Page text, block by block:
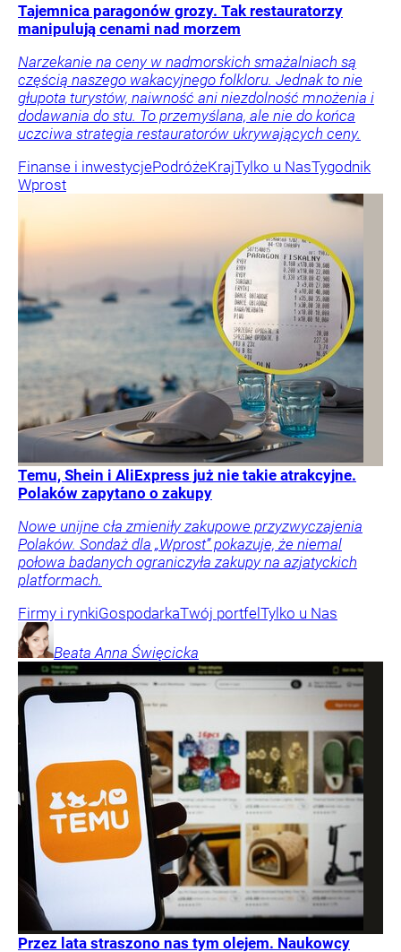
Tajemnica paragonów grozy. Tak restauratorzy
manipulują cenami nad morzem
Narzekanie na ceny w nadmorskich smażalniach są
częścią naszego wakacyjnego folkloru. Jednak to nie
głupota turystów, naiwność ani niezdolność mnożenia i
dodawania do stu. To przemyślana, ale nie do końca
uczciwa strategia restauratorów ukrywających ceny.
Finanse i inwestycjePodróżeKrajTylko u NasTygodnik
Wprost
Temu, Shein i AliExpress już nie takie atrakcyjne.
Polaków zapytano o zakupy
Nowe unijne cła zmieniły zakupowe przyzwyczajenia
Polaków. Sondaż dla „Wprost” pokazuje, że niemal
połowa badanych ograniczyła zakupy na azjatyckich
platformach.
Firmy i rynkiGospodarkaTwój portfel Tylko u Nas
Beata Anna Święcicka
Przez lata straszono nas tym olejem. Naukowcy